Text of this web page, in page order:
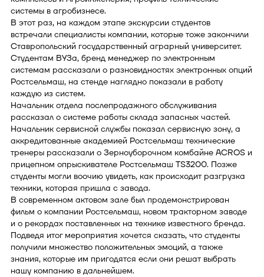
системы в агробизнесе.
В этот раз, на каждом этапе экскурсии студентов
встречали специалисты компании, которые тоже закончили
Ставропольский государственный аграрный университет.
Студентам ВУЗа, бренд менеджер по электронным
системам рассказали о разновидностях электронных опций
Ростсельмаш, на стенде наглядно показали в работу
каждую из систем.
Начальник отдела послепродажного обслуживания
рассказал о системе работы склада запасных частей.
Начальник сервисной службы показал сервисную зону, а
аккредитованные академией Ростсельмаш технические
тренеры рассказали о Зерноуборочном комбайне ACROS и
прицепном опрыскивателе Ростсельмаш TS3200. Позже
студенты могли воочию увидеть, как происходит разгрузка
техники, которая пришла с завода.
В современном актовом зале был продемонстрирован
фильм о компании Ростсельмаш, новом тракторном заводе
и о рекордах поставленных на технике известного бренда.
Подведя итог мероприятия хочется сказать, что студенты
получили множество положительных эмоций, а также
знания, которые им пригодятся если они решат выбрать
нашу компанию в дальнейшем.